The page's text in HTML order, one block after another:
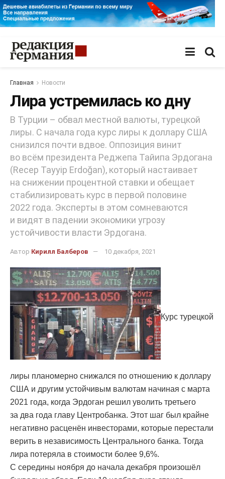
Главная Новости
Лира устремилась ко дну
В Турции – обвал местной валюты, турецкой
лиры. С начала года курс лиры к доллару США
снизился почти вдвое. Оппозиция винит
во всём президента Реджепа Тайипа Эрдогана
(Recep Tayyip Erdoğan), который настаивает
на снижении процентной ставки и обещает
стабилизировать курс в первой половине
2022 года. Эксперты в этом сомневаются
и видят в падении экономики угрозу
устойчивости власти Эрдогана.
Автор Кирилл Балберов 10 декабря, 2021
Курс турецкой
лиры планомерно снижался по отношению к доллару
США и другим устойчивым валютам начиная с марта
2021 года, когда Эрдоган решил уволить третьего
за два года главу Центробанка. Этот шаг был крайне
негативно расценён инвесторами, которые перестали
верить в независимость Центрального банка. Тогда
лира потеряла в стоимости более 9,6%.
С середины ноября до начала декабря произошёл